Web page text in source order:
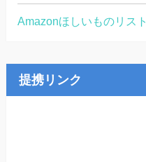
Amazonほしいものリスト
提携リンク